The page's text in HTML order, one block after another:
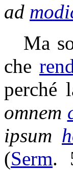
ad
Ma
che
perché
omnem
ipsum
(Serm.